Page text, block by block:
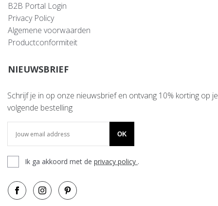
B2B Portal Login
Privacy Policy
Algemene voorwaarden
Productconformiteit
NIEUWSBRIEF
Schrijf je in op onze nieuwsbrief en ontvang 10% korting op je
volgende bestelling
OK
Ik ga akkoord met de privacy policy .